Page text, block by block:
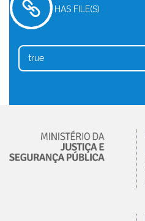
HAS FILE(S)
true